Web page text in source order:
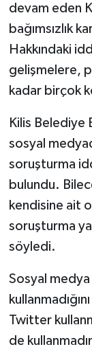
devam eden
bağımsızlık
Hakkındaki
gelişmelere,
kadar birçok
Kilis Belediye
sosyal
soruşturma
bulundu.
kendisine ait
soruşturma ya
söyledi.
Sosyal
Twitter
de